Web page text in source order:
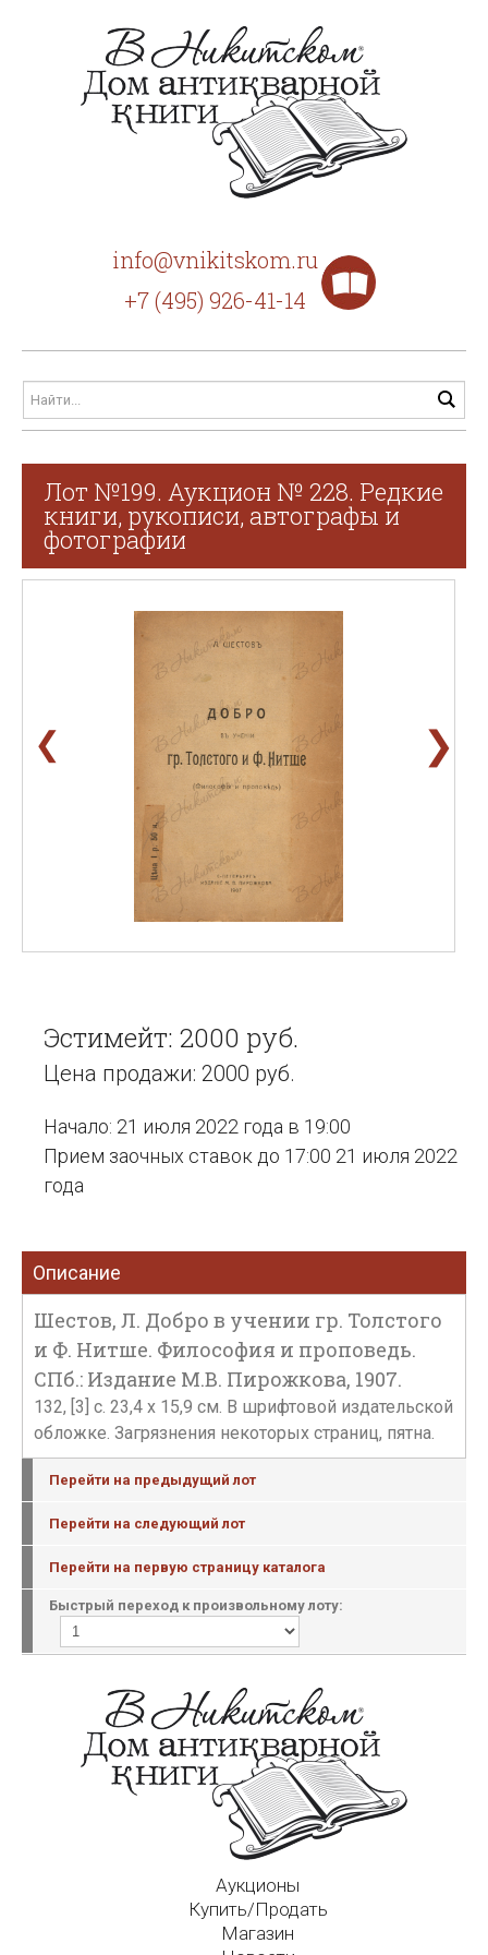
info@vnikitskom.ru
+7 (495) 926-41-14
Лот №199. Аукцион № 228. Редкие
книги, рукописи, автографы и
фотографии
❮ ❯
Эстимейт: 2000 руб.
Цена продажи: 2000 руб.
Начало: 21 июля 2022 года в 19:00
Прием заочных ставок до 17:00 21 июля 2022
года
Описание
Шестов, Л. Добро в учении гр. Толстого
и Ф. Нитше. Философия и проповедь.
СПб.: Издание М.В. Пирожкова, 1907.
132, [3] с. 23,4 х 15,9 см. В шрифтовой издательской
обложке. Загрязнения некоторых страниц, пятна.
Перейти на предыдущий лот
Перейти на следующий лот
Перейти на первую страницу каталога
Быстрый переход к произвольному лоту:
Аукционы
Купить/Продать
Магазин